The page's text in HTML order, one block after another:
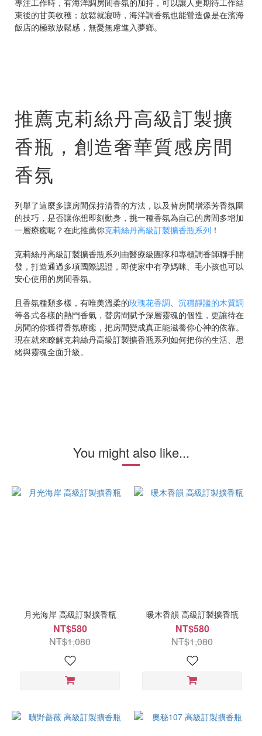
束後的甘美收穫；放鬆就寢時，海洋調香氛也能營造像是在濱海
飯店的極致放鬆感，無憂無慮進入夢鄉。
推薦克莉絲丹高級訂製擴
香瓶，創造奢華質感房間
香氛
列舉了這麼多讓房間保持清香的方法，以及替房間增添芳香氛圍
的技巧，是否讓你想即刻動身，挑一種香氛為自己的房間多增加
一層療癒呢？在此推薦你克莉絲丹高級訂製擴香瓶系列 ！
克莉絲丹高級訂製擴香瓶系列由醫療級團隊和專櫃調香師聯手開
發，打造通過多項國際認證，即使家中有孕媽咪、毛小孩也可以
安心使用的房間香氛。
且香氛種類多樣，有唯美溫柔的玫瑰花香調
沉穩靜謐的木質調
等各式各樣的熱門香氣，替房間賦予深層靈魂的個性，更讓待在
房間的你獲得香氛療癒，把房間變成真正能滋養你心神的依靠。
現在就來瞭解克莉絲丹高級訂製擴香瓶系列如何把你的生活、思
緒與靈魂全面升級。
You might also like...
月光海岸 高級訂製擴香瓶
NT$580
NT$1,080
暖木香韻 高級訂製擴香瓶
NT$580
NT$1,080